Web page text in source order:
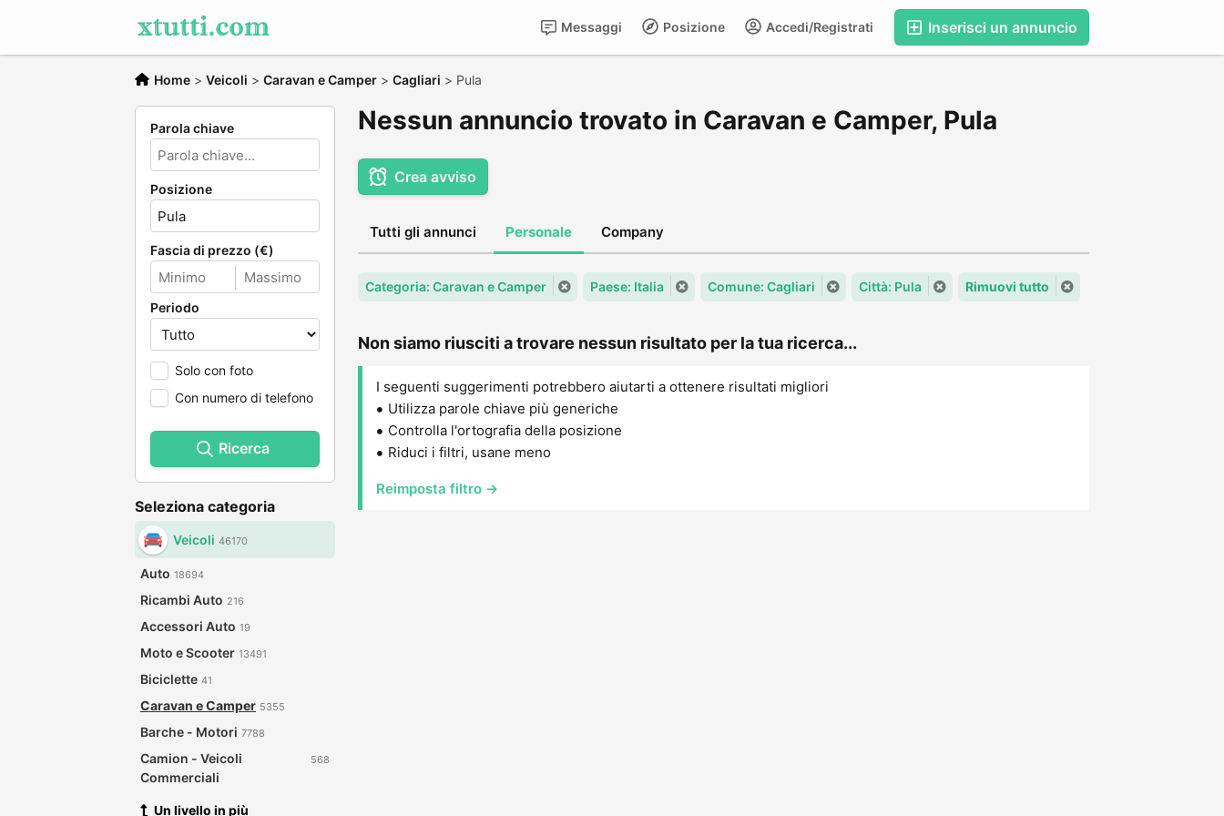
Inserisci un annuncio
Accedi/Registrati
Posizione
Messaggi
Home > Veicoli > Caravan e Camper > Cagliari > Pula
Parola chiave
Posizione
Fascia di prezzo (€)
Periodo
Solo con foto
Con numero di telefono
Ricerca
Seleziona categoria
Veicoli 46170
Auto 18694
Ricambi Auto 216
Accessori Auto 19
Moto e Scooter 13491
Biciclette 41
Caravan e Camper 5355
Barche - Motori 7788
Camion - Veicoli
Commerciali
568
Un livello in più
Nessun annuncio trovato in Caravan e Camper, Pula
Crea avviso
Tutti gli annunci Personale Company
Categoria: Caravan e Camper Paese: Italia Comune: Cagliari Città: Pula Rimuovi tutto
Non siamo riusciti a trovare nessun risultato per la tua ricerca...
I seguenti suggerimenti potrebbero aiutarti a ottenere risultati migliori
Utilizza parole chiave più generiche
Controlla l'ortografia della posizione
Riduci i filtri, usane meno
Reimposta filtro →